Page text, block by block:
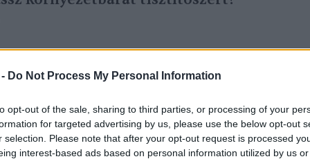
Do Not Process My Personal Information
opt-out of the sale, sharing to third parties, or processing of your
for targeted advertising by us, please use the below opt-out
selection. Please note that after your opt-out request is processed
interest-based ads based on personal information utilized by us
waste csalafintaságokra, muszáj